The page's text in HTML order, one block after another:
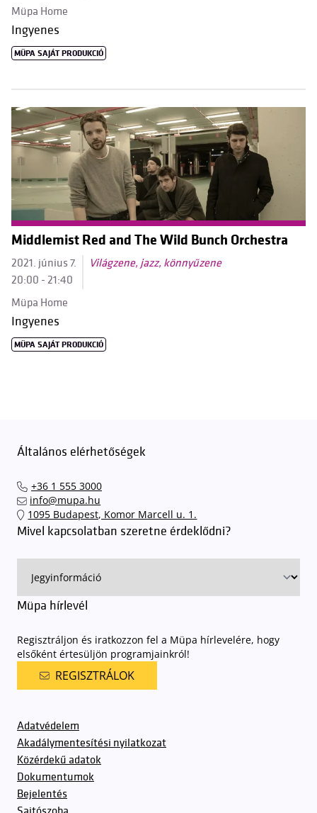
Müpa Home
Ingyenes
MÜPA SAJÁT PRODUKCIÓ
Middlemist Red and The Wild Bunch Orchestra
2021. június 7.
20:00 - 21:40
Világzene, jazz, könnyűzene
Müpa Home
Ingyenes
MÜPA SAJÁT PRODUKCIÓ
Általános elérhetőségek
+36 1 555 3000
info@mupa.hu
1095 Budapest, Komor Marcell u. 1.
Mivel kapcsolatban szeretne érdeklődni?
Müpa hírlevél
Regisztráljon és iratkozzon fel a Müpa hírlevelére, hogy
elsőként értesüljön programjainkról!
REGISZTRÁLOK
Adatvédelem
Akadálymentesítési nyilatkozat
Közérdekű adatok
Dokumentumok
Bejelentés